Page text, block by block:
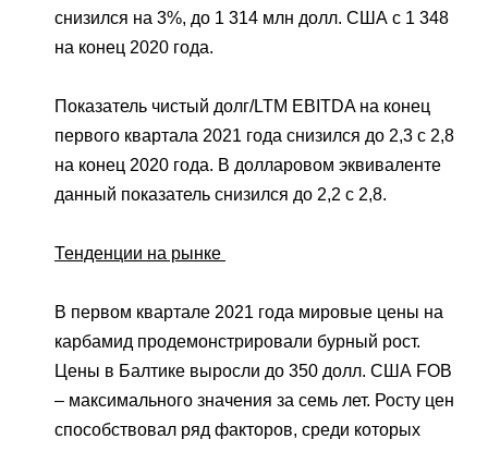
снизился на 3%, до 1 314 млн долл. США с 1 348
на конец 2020 года.
Показатель чистый долг/LTM EBITDA на конец
первого квартала 2021 года снизился до 2,3 с 2,8
на конец 2020 года. В долларовом эквиваленте
данный показатель снизился до 2,2 с 2,8.
Тенденции на рынке
В первом квартале 2021 года мировые цены на
карбамид продемонстрировали бурный рост.
Цены в Балтике выросли до 350 долл. США FOB
– максимального значения за семь лет. Росту цен
способствовал ряд факторов, среди которых